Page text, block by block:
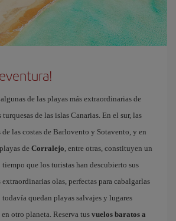
de las playas más extraordinarias de
turquesas de las islas Canarias. En el sur, las
las costas de Barlovento y Sotavento, y en
de Corralejo, entre otras, constituyen un
tiempo que los turistas han descubierto sus
olas, perfectas para cabalgarlas
todavía quedan playas salvajes y lugares
otro planeta. Reserva tus vuelos baratos a